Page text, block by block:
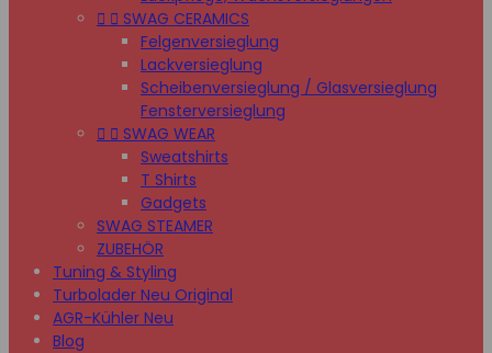
  SWAG CERAMICS
Felgenversieglung
Lackversieglung
Scheibenversieglung / Glasversieglung
Fensterversieglung
  SWAG WEAR
Sweatshirts
T Shirts
Gadgets
SWAG STEAMER
ZUBEHÖR
Tuning & Styling
Turbolader Neu Original
AGR-Kühler Neu
Blog